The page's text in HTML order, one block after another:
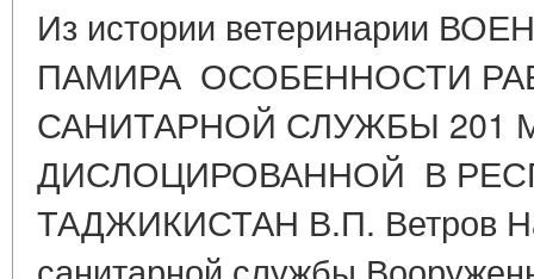
Из истории ветеринарии
ПАМИРА ОСОБЕННОСТИ
САНИТАРНОЙ СЛУЖБЫ 201
ДИСЛОЦИРОВАННОЙ В
ТАДЖИКИСТАН В.П. Ветров